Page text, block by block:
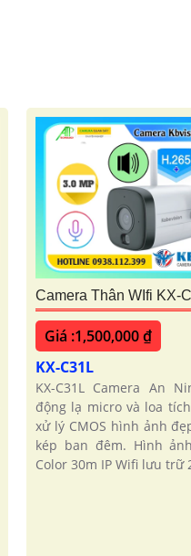
Camera Thân WIfi KX-
Giá :1,500,000 ₫
KX-C31L
KX-C31L Camera An
động lạ micro và loa
xử lý CMOS hình ảnh
kép ban đêm. Hình
Color 30m IP Wifi lưu trữ